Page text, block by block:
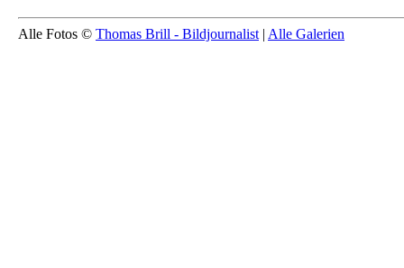
Alle Fotos © Thomas Brill - Bildjournalist | Alle Galerien